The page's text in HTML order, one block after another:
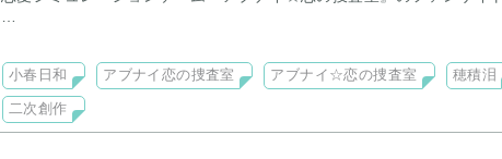
二次創作やコメントでのやり取りなど、アブ恋をみんなで楽しむ参
小春日和 アブナイ恋の捜査室 アブナイ☆恋の捜査室 穂積泪
二次創作